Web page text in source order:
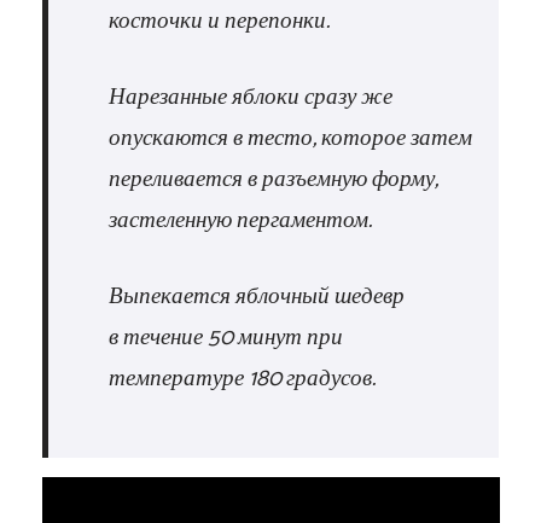
косточки и перепонки.
Нарезанные яблоки сразу же
опускаются в тесто, которое затем
переливается в разъемную форму,
застеленную пергаментом.
Выпекается яблочный шедевр
в течение 50 минут при
температуре 180 градусов.